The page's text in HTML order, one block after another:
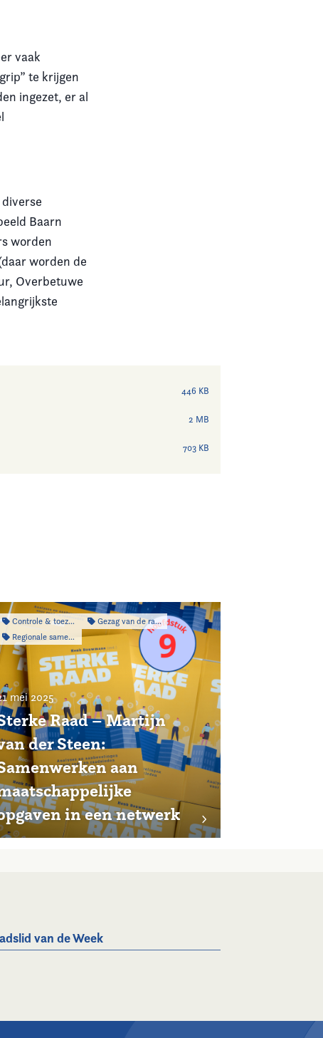
vaak
te krijgen
ingezet, er al
Baarn
worden
worden de
Overbetuwe
446 KB
2 MB
703 KB
Controle & toezicht
Gezag van de raad
Regionale samenwerking
mei 2025
Raad – Martijn
der Steen:
aan
in een netwerk
van de Week